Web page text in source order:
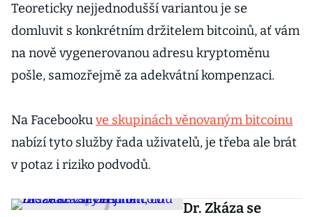
Teoreticky nejjednodušší variantou je se
domluvit s konkrétním držitelem bitcoinů, ať vám
na nově vygenerovanou adresu kryptoměnu
pošle, samozřejmě za adekvátní kompenzaci.
Na Facebookuve skupinách věnovaným bitcoinu
nabízí tyto služby řada uživatelů, je třeba ale brát
v potaz i riziko podvodů.
Dr. Zkáza se